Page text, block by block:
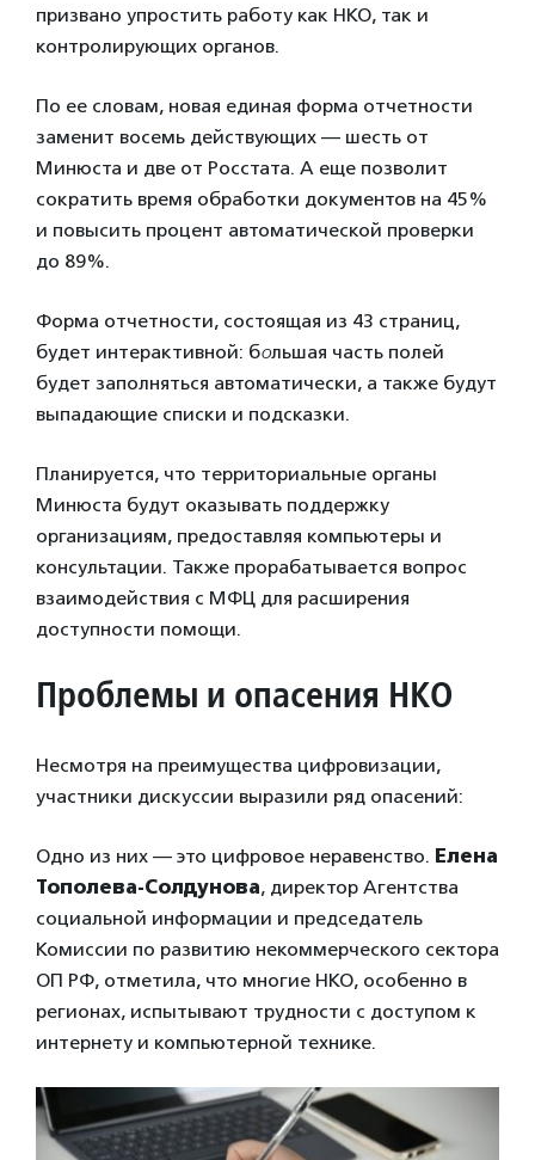
призвано упростить работу как НКО, так и
контролирующих органов.
По ее словам, новая единая форма отчетности
заменит восемь действующих — шесть от
Минюста и две от Росстата. А еще позволит
сократить время обработки документов на 45%
и повысить процент автоматической проверки
до 89%.
Форма отчетности, состоящая из 43 страниц,
будет интерактивной: большая часть полей
будет заполняться автоматически, а также будут
выпадающие списки и подсказки.
Планируется, что территориальные органы
Минюста будут оказывать поддержку
организациям, предоставляя компьютеры и
консультации. Также прорабатывается вопрос
взаимодействия с МФЦ для расширения
доступности помощи.
Проблемы и опасения НКО
Несмотря на преимущества цифровизации,
участники дискуссии выразили ряд опасений:
Одно из них — это цифровое неравенство. Елена
Тополева-Солдунова, директор Агентства
социальной информации и председатель
Комиссии по развитию некоммерческого сектора
ОП РФ, отметила, что многие НКО, особенно в
регионах, испытывают трудности с доступом к
интернету и компьютерной технике.